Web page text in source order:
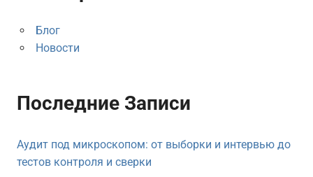
Блог
Новости
Последние Записи
Аудит под микроскопом: от выборки и интервью до
тестов контроля и сверки